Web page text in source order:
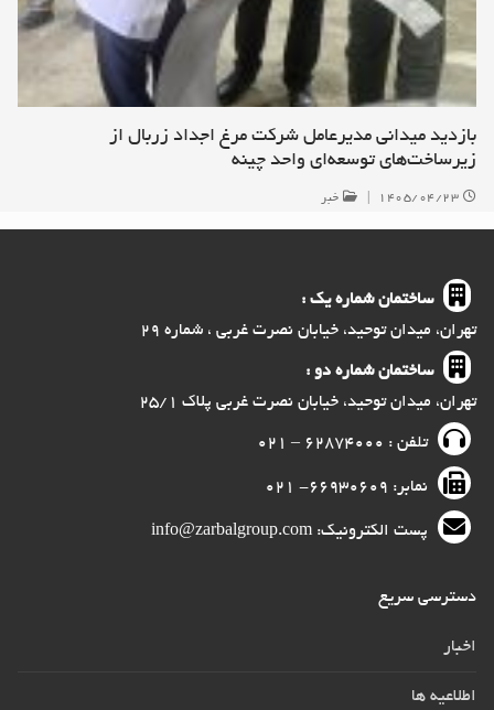
بازدید میدانی مدیرعامل شرکت مرغ اجداد زربال از
زیرساخت‌های توسعه‌ای واحد چینه
۱۴۰۵/۰۴/۲۳ خبر
ساختمان شماره یک :
تهران، میدان توحید، خیابان نصرت غربی ، شماره ۲۹
ساختمان شماره دو :
تهران، میدان توحید، خیابان نصرت غربی پلاک ۲۵/۱
تلفن : ۶۲۸۷۴۰۰۰ – ۰۲۱
نمابر: ۶۶۹۳۰۶۰۹- ۰۲۱
پست الکترونیک: info@zarbalgroup.com
دسترسی سریع
اخبار
اطلاعیه ها